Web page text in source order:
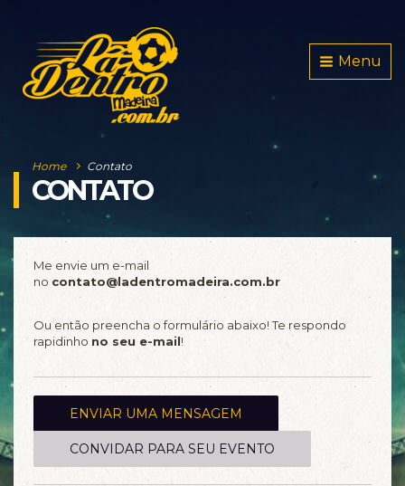
Menu
Home Contato
CONTATO
Me envie um e-mail
no contato@ladentromadeira.com.br
Ou então preencha o formulário abaixo! Te respondo
rapidinho no seu e-mail!
ENVIAR UMA MENSAGEM
CONVIDAR PARA SEU EVENTO